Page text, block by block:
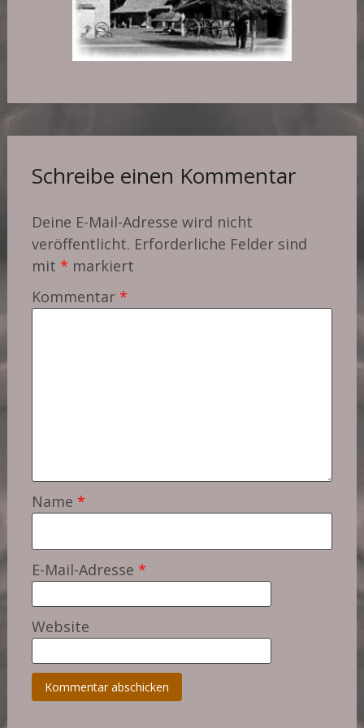
Schreibe einen Kommentar
Deine E-Mail-Adresse wird nicht
veröffentlicht. Erforderliche Felder sind
mit * markiert
Kommentar *
Name *
E-Mail-Adresse *
Website